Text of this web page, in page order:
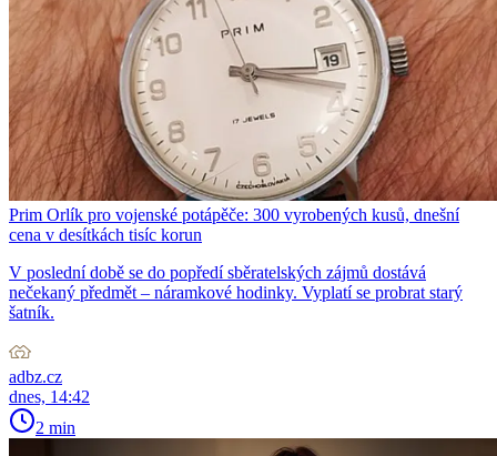
Prim Orlík pro vojenské potápěče: 300 vyrobených kusů, dnešní
cena v desítkách tisíc korun
V poslední době se do popředí sběratelských zájmů dostává
nečekaný předmět – náramkové hodinky. Vyplatí se probrat starý
šatník.
adbz.cz
dnes, 14:42
2 min